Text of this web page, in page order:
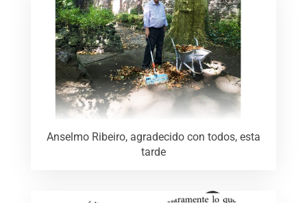
Anselmo Ribeiro, agradecido con todos, esta
tarde